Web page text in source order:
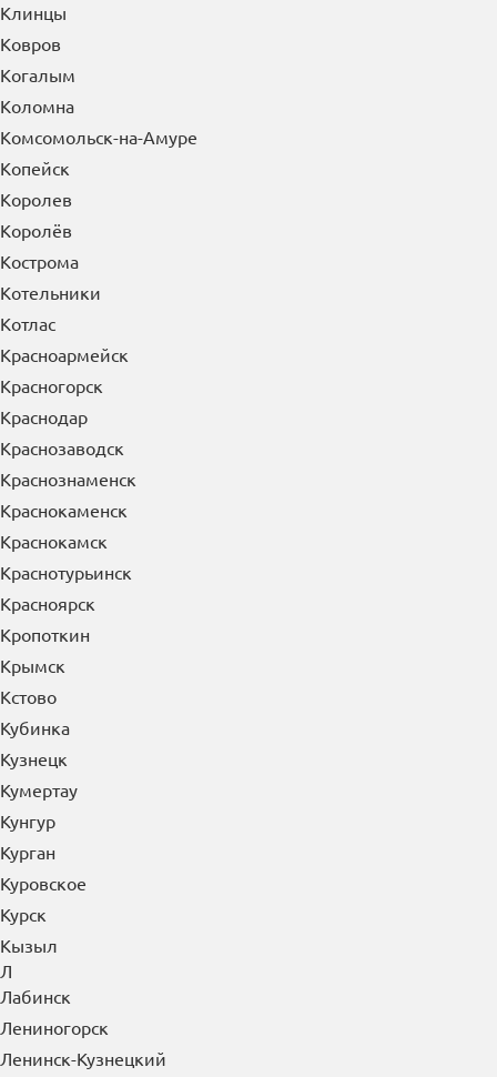
Клинцы
Ковров
Когалым
Коломна
Комсомольск-на-Амуре
Копейск
Королев
Королёв
Кострома
Котельники
Котлас
Красноармейск
Красногорск
Краснодар
Краснозаводск
Краснознаменск
Краснокаменск
Краснокамск
Краснотурьинск
Красноярск
Кропоткин
Крымск
Кстово
Кубинка
Кузнецк
Кумертау
Кунгур
Курган
Куровское
Курск
Кызыл
Л
Лабинск
Лениногорск
Ленинск-Кузнецкий